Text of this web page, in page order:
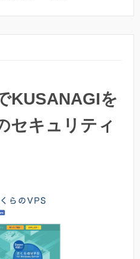
KUSANAGIを
セキュリティ